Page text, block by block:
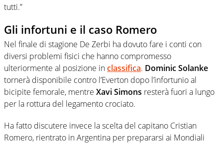
tutti.”
Gli infortuni e il caso Romero
Nel finale di stagione De Zerbi ha dovuto fare i conti con
diversi problemi fisici che hanno compromesso
ulteriormente al posizione inclassifica. Dominic Solanke
tornerà disponibile contro l’Everton dopo l’infortunio al
bicipite femorale, mentre Xavi Simons resterà fuori a lungo
per la rottura del legamento crociato.
Ha fatto discutere invece la scelta del capitano Cristian
Romero, rientrato in Argentina per prepararsi ai Mondiali